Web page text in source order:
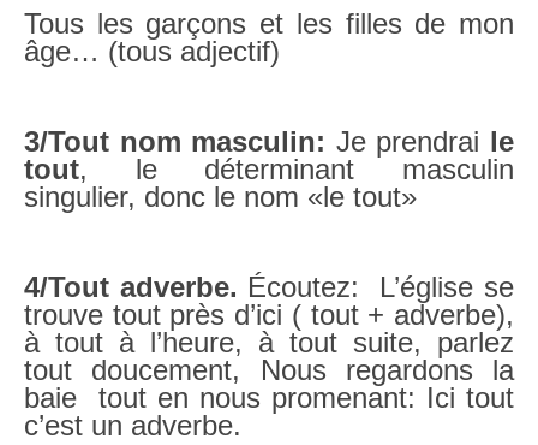
Tous les garçons et les filles de mon
âge… (tous adjectif)
3/Tout nom masculin: Je prendrai le
tout, le déterminant masculin
singulier, donc le nom «le tout»
4/Tout adverbe. Écoutez: L’église se
trouve tout près d’ici ( tout + adverbe),
à tout à l’heure, à tout suite, parlez
tout doucement, Nous regardons la
baie tout en nous promenant: Ici tout
c’est un adverbe.